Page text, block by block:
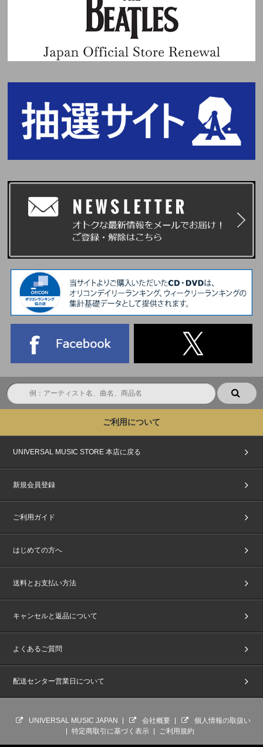
※同様に必ずお一人様につき、1つのスマートフォン・タブレット(一部機種
を除く)をご使用ください。
※当選確率は、応募対象商品のご予約、ご購入順とは関係ございません。
※いかなる場合も、当落についてはお問い合わせいただいてもお答えいたし
かねます。あらかじめご了承ください。
せいたします。
※chordエンコード(本イベント用当落結果ご確認ページ)からも、当選・落
選をご確認いただけます。
※当選メールは、イベント終了時まで大切に保管してください。
※当落メールの配信は目安時間になり、前後する可能性がございます。
す。
ご参加にあたり、『パスコード(chord発行電子チケット)』をご提示いただ
けるスマートフォン(タブレット含む)が必要となります。
※スマートフォン・タブレット(一部機種を除く)をお持ちでない方はイベン
トへご参加いただけません。あらかじめ、ご了承ください。
ント前日19:00頃目安＞にてchordよりメールにてご案内いたします。
※chordのマイページからも、集合時間をご確認いただけます。
イベント当日は、当選者受付にてご本人確認を行います。
1、『パスコード(chord発行電子チケット)』
2、『公的機関が発行した顔写真付きの指定身分証明書』(写真・コピー・期
限切れ不可)
をご持参の上、各自記載された集合時間にお集まりください。
詳しくは、下記URLご本人確認詳細および注意事項にてご確認ください。
https://www.universal-music.co.jp/andteam/honnin-kakunin/
※上記2点をお持ちでない方は、いかなる理由があってもご参加いただけま
せん。あらかじめご了承ください。
※上記2点のお客様情報が一致されない際は、ご当選された方でも当日の当
選者受付でご参加をお断りしますのでご了承ください。
■イベントに関する注意事項
・本イベントは、ユニバーサルミュージック合同会社(UNIVERSAL MUSIC
LLC)、株式会社HYBE JAPAN、WEVERSE JAPAN株式会社およびBEENOS
Entertainment株式会社の間で、受付時に取得した情報(個人情報を含む)を相
・当選されたご本人以外は、いかなる理由でもご参加できません。ご本人様
に代わりご家族やご友人が来場された場合も、理由に関わらずご入場できま
・参加権利のご家族・ご友人を含めた第三者への転売、譲渡は固く禁止いた
します。また、偽造・複製等の不正は犯罪です。発覚した場合は、今後のイ
ベントへのご参加をお断りいたします。悪質な場合は警察に通報いたしま
す。お客様間での盗難・トラブル・チケット詐欺・その他事故等、一切責任
・未成年の方は保護者の方の同意を得た上でご応募・ご参加ください。未成
年の方がご応募・ご参加された場合は、保護者の方の同意を得たものとみな
はご遠慮ください。
その場合においてもCD商品の払い戻しや返金等も一切行いません。イベン
い。
の日程・内容が都合により変更になる場合がございます。あらかじめご了承
払い戻しや返金等も一切行いません。万が一、イベントが中止や途中終了に
・ご応募の前にchordの利用規約をご確認いただき、同意の上で、当イベン
トにご応募ください。
ご利用について
UNIVERSAL MUSIC STORE 本店に戻る
新規会員登録
ご利用ガイド
はじめての方へ
送料とお支払い方法
キャンセルと返品について
よくあるご質問
配送センター営業日について
UNIVERSAL MUSIC JAPAN 会社概要
個人情報の取扱い
特定商取引に基づく表示
ご利用規約